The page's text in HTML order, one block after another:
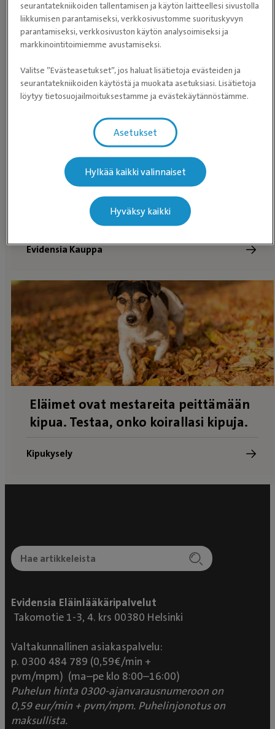
Etkö halua jakaa sijaintiasi kanssamme? Selaa
eläinlääkäriasemiasen sijaan.
Tutustu Evidensia Kaupan
valikoimaan!
Evidensia Kauppa
Eläimet ovat mestareita peittämään
kipua. Testaa, onko koirallasi kipuja.
Kipukysely
Evidensia Eläinlääkäripalvelut
Takomotie 1-3, 4. krs 00380 Helsinki
Valtakunnallinen asiakaspalvelu:
p. 0300 484 789 (0,59€/min +
pvm/mpm) (ma–pe klo 8:00–16:00)
Puhelun hinta 0300-ajanvarausnumeroon on
0,59 eur/min + pvm/mpm. Puhelinjonotus on
maksullista.
seurantatekniikoiden tallentamisen ja käytön laitteellesi sivustolla
liikkumisen parantamiseksi, verkkosivustomme suorituskyvyn
parantamiseksi, verkkosivuston käytön analysoimiseksi ja
markkinointitoimiemme avustamiseksi.
Valitse ”Evästeasetukset”, jos haluat lisätietoja evästeiden ja
seurantatekniikoiden käytöstä ja muokata asetuksiasi. Lisätietoja
löytyy tietosuojailmoituksestamme ja evästekäytännöstämme.
Asetukset
Hylkää kaikki valinnaiset
Hyväksy kaikki